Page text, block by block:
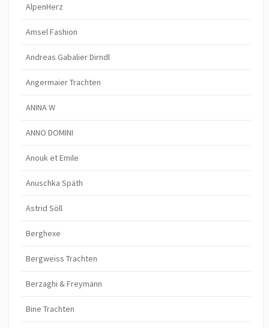
AlpenHerz
Amsel Fashion
Andreas Gabalier Dirndl
Angermaier Trachten
ANINA W
ANNO DOMINI
Anouk et Emile
Anuschka Späth
Astrid Söll
Berghexe
Bergweiss Trachten
Berzaghi & Freymann
Bine Trachten